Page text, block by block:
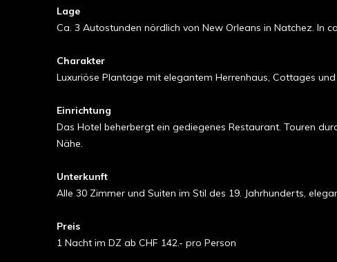
Lage
Ca. 3 Autostunden nördlich von New Orleans in Natchez. In
Charakter
Luxuriöse Plantage mit elegantem Herrenhaus, Cottages
Einrichtung
Das Hotel beherbergt ein gediegenes Restaurant. Touren
Nähe.
Unterkunft
Alle 30 Zimmer und Suiten im Stil des 19. Jahrhunderts,
Preis
1 Nacht im DZ ab CHF 142.- pro Person